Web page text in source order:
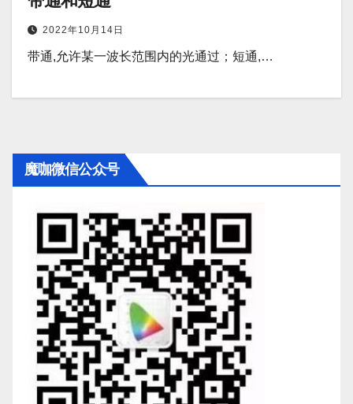
2022年10月14日
带通,允许某一波长范围内的光通过；短通,…
魔咖微信公众号